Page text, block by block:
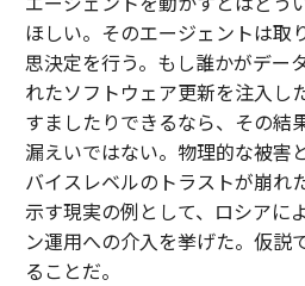
ほしい。そのエージェントは取
思決定を行う。もし誰かがデー
れたソフトウェア更新を注入し
すましたりできるなら、その結
漏えいではない。物理的な被害
バイスレベルのトラストが崩れ
示す現実の例として、ロシアに
ン運用への介入を挙げた。仮説
ることだ。